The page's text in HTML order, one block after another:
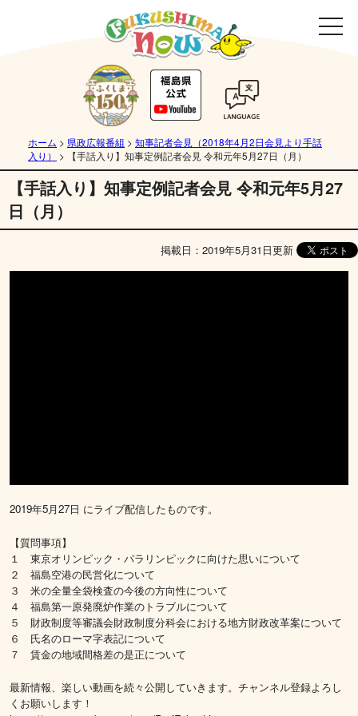
ホーム > 県政広報番組 > 知事記者会見（2018年4月2日会見より手話
入り）
> 【手話入り】知事定例記者会見 令和元年5月27日（月）
【手話入り】知事定例記者会見 令和元年5月27
日（月）
掲載日：2019年5月31日更新
2019年5月27日 にライブ配信したものです。
【質問事項】
１ 東京オリンピック・パラリンピックに向けた思いについて
２ 福島空港の民営化について
３ 米の全量全袋検査の今後の方向性について
４ 福島第一原発廃炉作業のトラブルについて
５ 財政制度等審議会財政制度分科会における地方財政改革案について
６ 氏名のローマ字表記について
７ 賃金の地域間格差の是正について
最新情報、楽しい動画を続々公開していきます。チャンネル登録よろし
くお願いします！